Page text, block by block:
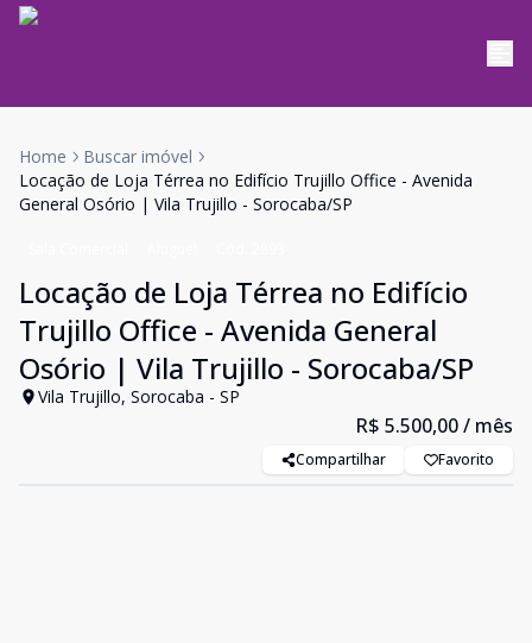
Home
Buscar imóvel
Locação de Loja Térrea no Edifício Trujillo Office - Avenida
General Osório | Vila Trujillo - Sorocaba/SP
Locação de Loja Térrea no Edifício
Trujillo Office - Avenida General
Osório | Vila Trujillo - Sorocaba/SP
Vila Trujillo, Sorocaba - SP
R$ 5.500,00/ mês
Compartilhar Favorito